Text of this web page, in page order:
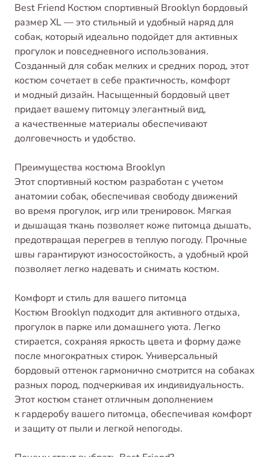
Best Friend Костюм спортивный Brooklyn бордовый
размер XL — это стильный и удобный наряд для
собак, который идеально подойдет для активных
прогулок и повседневного использования.
Созданный для собак мелких и средних пород, этот
костюм сочетает в себе практичность, комфорт
и модный дизайн. Насыщенный бордовый цвет
придает вашему питомцу элегантный вид,
а качественные материалы обеспечивают
долговечность и удобство.
Преимущества костюма Brooklyn
Этот спортивный костюм разработан с учетом
анатомии собак, обеспечивая свободу движений
во время прогулок, игр или тренировок. Мягкая
и дышащая ткань позволяет коже питомца дышать,
предотвращая перегрев в теплую погоду. Прочные
швы гарантируют износостойкость, а удобный крой
позволяет легко надевать и снимать костюм.
Комфорт и стиль для вашего питомца
Костюм Brooklyn подходит для активного отдыха,
прогулок в парке или домашнего уюта. Легко
стирается, сохраняя яркость цвета и форму даже
после многократных стирок. Универсальный
бордовый оттенок гармонично смотрится на собаках
разных пород, подчеркивая их индивидуальность.
Этот костюм станет отличным дополнением
к гардеробу вашего питомца, обеспечивая комфорт
и защиту от пыли и легкой непогоды.